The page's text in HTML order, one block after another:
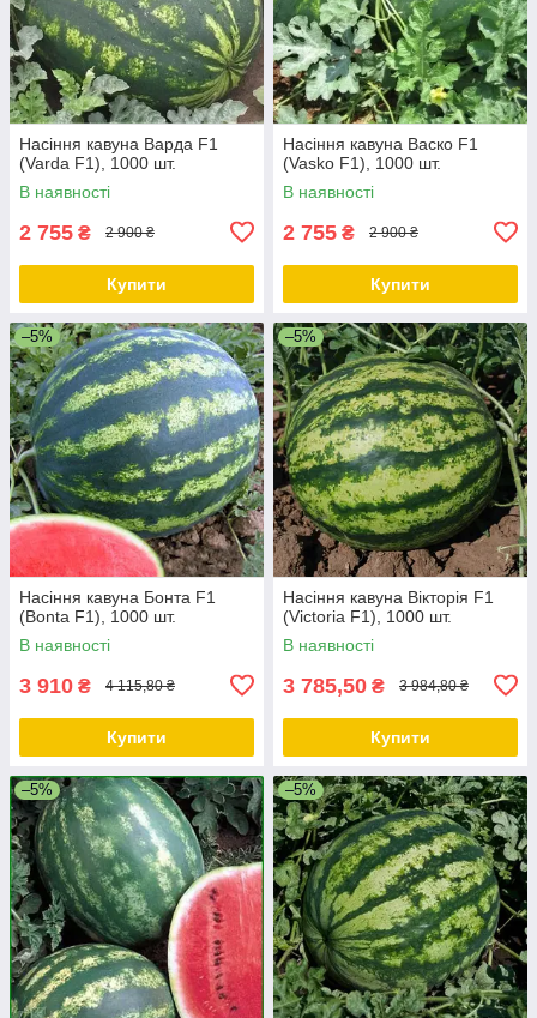
Насіння кавуна Варда F1
(Varda F1), 1000 шт.
В наявності
2 755 ₴ 2 900 ₴
Купити
Насіння кавуна Васко F1
(Vasko F1), 1000 шт.
В наявності
2 755 ₴ 2 900 ₴
Купити
–5%
Насіння кавуна Бонта F1
(Bonta F1), 1000 шт.
В наявності
3 910 ₴ 4 115,80 ₴
Купити
–5%
Насіння кавуна Вікторія F1
(Victoria F1), 1000 шт.
В наявності
3 785,50 ₴ 3 984,80 ₴
Купити
–5% –5%